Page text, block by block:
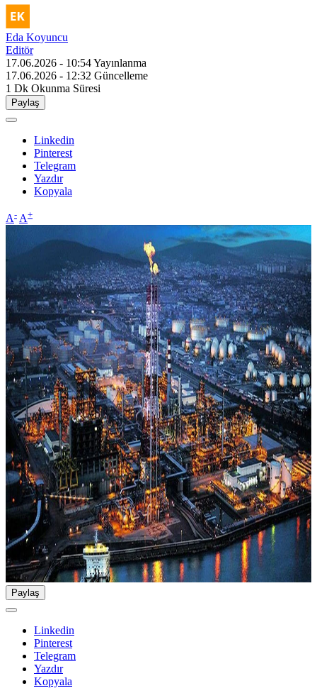
Eda Koyuncu
Editör
17.06.2026 - 10:54Yayınlanma
17.06.2026 - 12:32 Güncelleme
1 Dk Okunma Süresi
Paylaş
Linkedin
Pinterest
Telegram
Yazdır
Kopyala
A- A+
Paylaş
Linkedin
Pinterest
Telegram
Yazdır
Kopyala